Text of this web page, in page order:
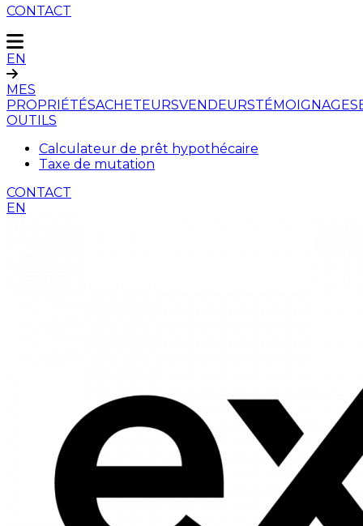
CONTACT
EN
MES
PROPRIÉTÉSACHETEURSVENDEURSTÉMOIGNAGES
OUTILS
Calculateur de prêt hypothécaire
Taxe de mutation
CONTACT
EN